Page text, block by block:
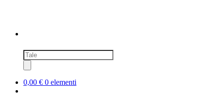
Ricerca
prodotti
0,00 € 0 elementi